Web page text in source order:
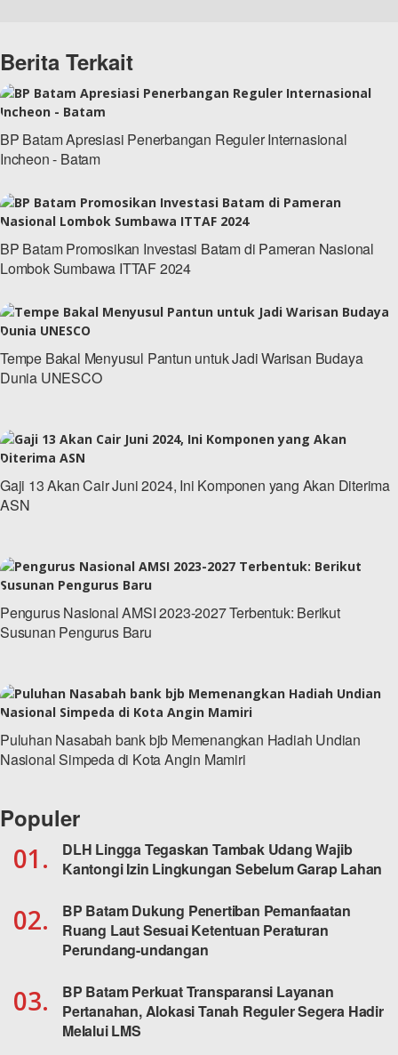
Berita Terkait
BP Batam Apresiasi Penerbangan Reguler Internasional
Incheon - Batam
BP Batam Promosikan Investasi Batam di Pameran Nasional
Lombok Sumbawa ITTAF 2024
Tempe Bakal Menyusul Pantun untuk Jadi Warisan Budaya
Dunia UNESCO
Gaji 13 Akan Cair Juni 2024, Ini Komponen yang Akan Diterima
ASN
Pengurus Nasional AMSI 2023-2027 Terbentuk: Berikut
Susunan Pengurus Baru
Puluhan Nasabah bank bjb Memenangkan Hadiah Undian
Nasional Simpeda di Kota Angin Mamiri
Populer
01.
DLH Lingga Tegaskan Tambak Udang Wajib
Kantongi Izin Lingkungan Sebelum Garap Lahan
02.
BP Batam Dukung Penertiban Pemanfaatan
Ruang Laut Sesuai Ketentuan Peraturan
Perundang-undangan
03.
BP Batam Perkuat Transparansi Layanan
Pertanahan, Alokasi Tanah Reguler Segera Hadir
Melalui LMS